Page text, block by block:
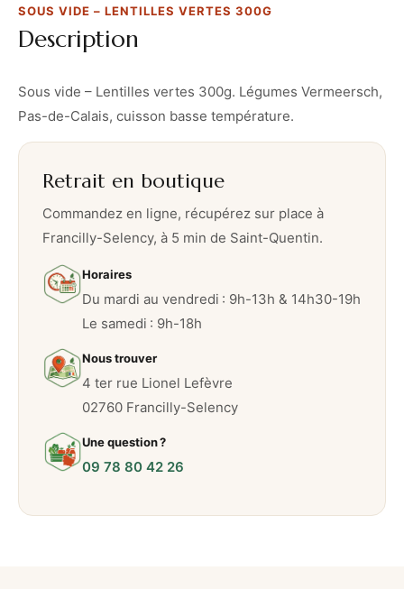
e
n
i
l
l
s
v
e
3
0
SOUS VIDE – LENTILLES VERTES 300G
Description
Sous vide – Lentilles vertes 300g. Légumes Vermeersch,
Pas-de-Calais, cuisson basse température.
Retrait en boutique
Commandez en ligne, récupérez sur place à
Francilly-Selency, à 5 min de Saint-Quentin.
Horaires
Du mardi au vendredi : 9h-13h & 14h30-19h
Le samedi : 9h-18h
Nous trouver
4 ter rue Lionel Lefèvre
02760 Francilly-Selency
Une question ?
09 78 80 42 26